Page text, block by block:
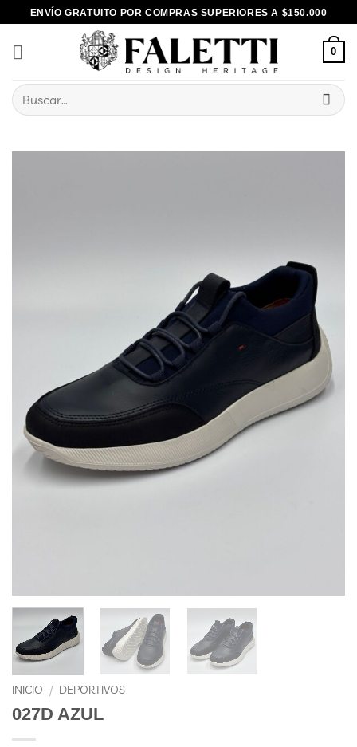
to
content
ENVÍO GRATUITO POR COMPRAS SUPERIORES A $150.000
0
Buscar
por:
INICIO / DEPORTIVOS
027D AZUL